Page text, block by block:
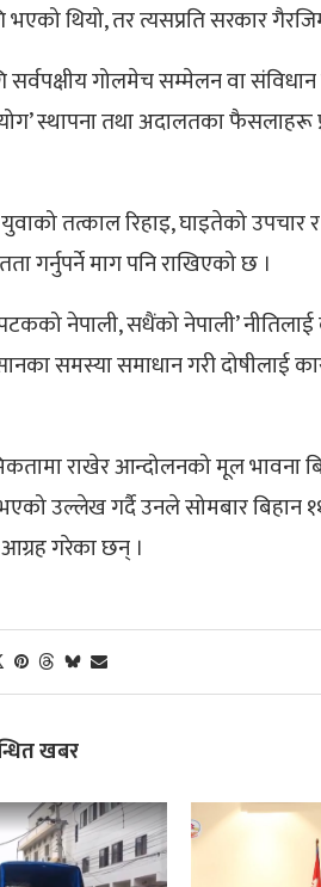
थियो, तर त्यसप्रति सरकार
गोलमेच सम्मेलन वा संविधान
स्थापना तथा अदालतका फैसलाहरू
तत्काल रिहाइ, घाइतेको उपचार
गर्नुपर्ने माग पनि राखिएको छ ।
नेपाली, सधैंको नेपाली’
समस्या समाधान गरी दोषीलाई
राखेर आन्दोलनको मूल भावना
उल्लेख गर्दै उनले सोमबार बिहान
गरेका छन् ।
खबर